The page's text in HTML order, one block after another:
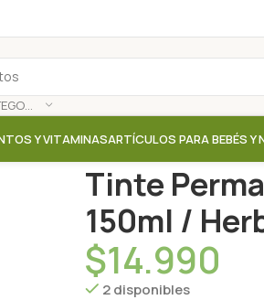
SELECCIONAR CATEGORÍA
Y VITAMINASARTÍCULOS PARA BEBÉS Y
Tinte
150ml /
$14.990
2 disponibles